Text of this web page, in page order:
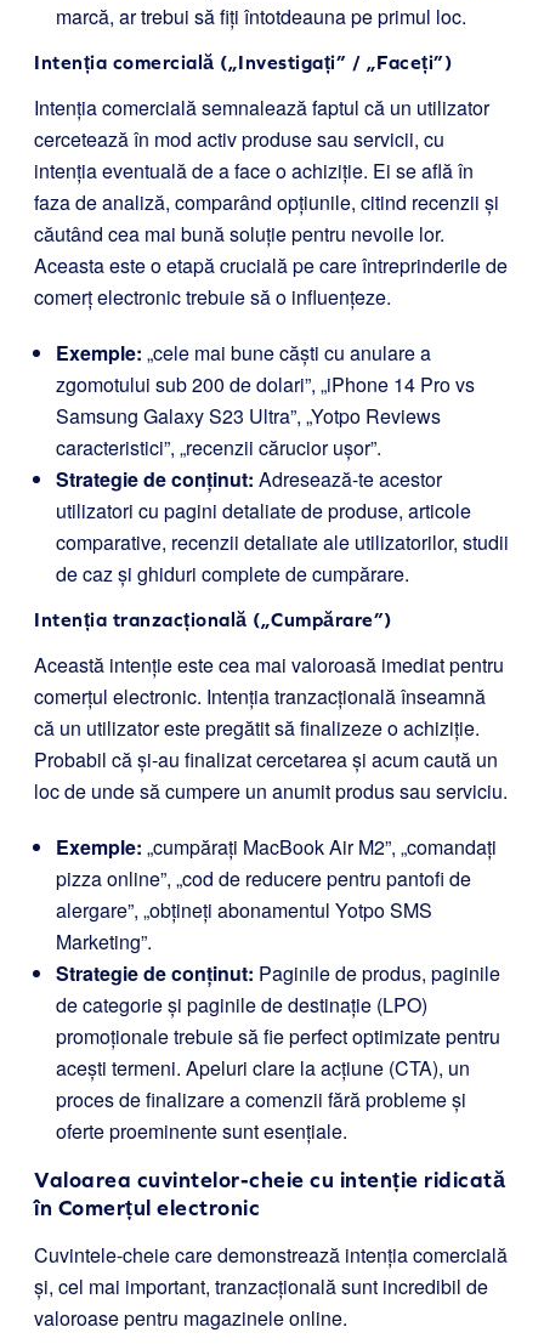
marcă, ar trebui să fiți întotdeauna pe primul loc.
Intenția comercială („Investigați” / „Faceți”)
Intenția comercială semnalează faptul că un utilizator
cercetează în mod activ produse sau servicii, cu
intenția eventuală de a face o achiziție. Ei se află în
faza de analiză, comparând opțiunile, citind recenzii și
căutând cea mai bună soluție pentru nevoile lor.
Aceasta este o etapă crucială pe care întreprinderile de
comerț electronic trebuie să o influențeze.
Exemple: „cele mai bune căști cu anulare a
zgomotului sub 200 de dolari”, „iPhone 14 Pro vs
Samsung Galaxy S23 Ultra”, „Yotpo Reviews
caracteristici”, „recenzii cărucior ușor”.
Strategie de conținut: Adresează-te acestor
utilizatori cu pagini detaliate de produse, articole
comparative, recenzii detaliate ale utilizatorilor, studii
de caz și ghiduri complete de cumpărare.
Intenția tranzacțională („Cumpărare”)
Această intenție este cea mai valoroasă imediat pentru
comerțul electronic. Intenția tranzacțională înseamnă
că un utilizator este pregătit să finalizeze o achiziție.
Probabil că și-au finalizat cercetarea și acum caută un
loc de unde să cumpere un anumit produs sau serviciu.
Exemple: „cumpărați MacBook Air M2”, „comandați
pizza online”, „cod de reducere pentru pantofi de
alergare”, „obțineți abonamentul Yotpo SMS
Marketing”.
Strategie de conținut: Paginile de produs, paginile
de categorie și paginile de destinație (LPO)
promoționale trebuie să fie perfect optimizate pentru
acești termeni. Apeluri clare la acțiune (CTA), un
proces de finalizare a comenzii fără probleme și
oferte proeminente sunt esențiale.
Valoarea cuvintelor-cheie cu intenție ridicată
în Comerțul electronic
Cuvintele-cheie care demonstrează intenția comercială
și, cel mai important, tranzacțională sunt incredibil de
valoroase pentru magazinele online.